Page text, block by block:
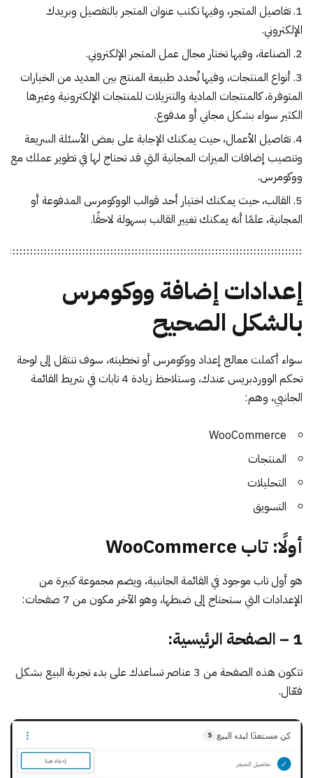
تفاصيل المتجر، وفيها تكتب عنوان المتجر بالتفصيل وبريدك
الإلكتروني.
الصناعة، وفيها تختار مجال عمل المتجر الإلكتروني.
أنواع المنتجات، وفيها تُحدد طبيعة المنتج بين العديد من الخيارات
المتوفرة، كالمنتجات المادية والتنزيلات للمنتجات الإلكترونية وغيرها
الكثير سواء بشكل مجاني أو مدفوع.
تفاصيل الأعمال، حيث يمكنك الإجابة على بعض الأسئلة السريعة
وتنصيب إضافات الميزات المجانية التي قد تحتاج لها في تطوير عملك مع
ووكومرس.
القالب، حيث يمكنك اختيار أحد قوالب الووكومرس المدفوعة أو
المجانية، علمًا أنه يمكنك تغيير القالب بسهولة لاحقًا.
إعدادات إضافة ووكومرس
بالشكل الصحيح
سواء أكملت معالج إعداد ووكومرس أو تخطيته، سوف تنتقل إلى لوحة
تحكم الووردبريس عندك، وستلاحظ زيادة 4 تابات في شريط القائمة
الجانبي، وهم:
WooCommerce
المنتجات
التحليلات
التسويق
أولًا: تاب WooCommerce
هو أول تاب موجود في القائمة الجانبية، ويضم مجموعة كبيرة من
الإعدادات التي ستحتاج إلى ضبطها، وهو الآخر مكون من 7 صفحات:
1 – الصفحة الرئيسية:
تتكون هذه الصفحة من 3 عناصر تساعدك على بدء تجربة البيع بشكل
فعّال.